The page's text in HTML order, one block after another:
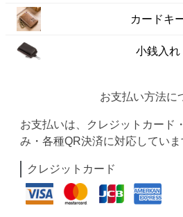
カードキ
小銭入れ
お支払い方法に
お支払いは、クレジットカード
み・各種QR決済に対応していま
クレジットカード